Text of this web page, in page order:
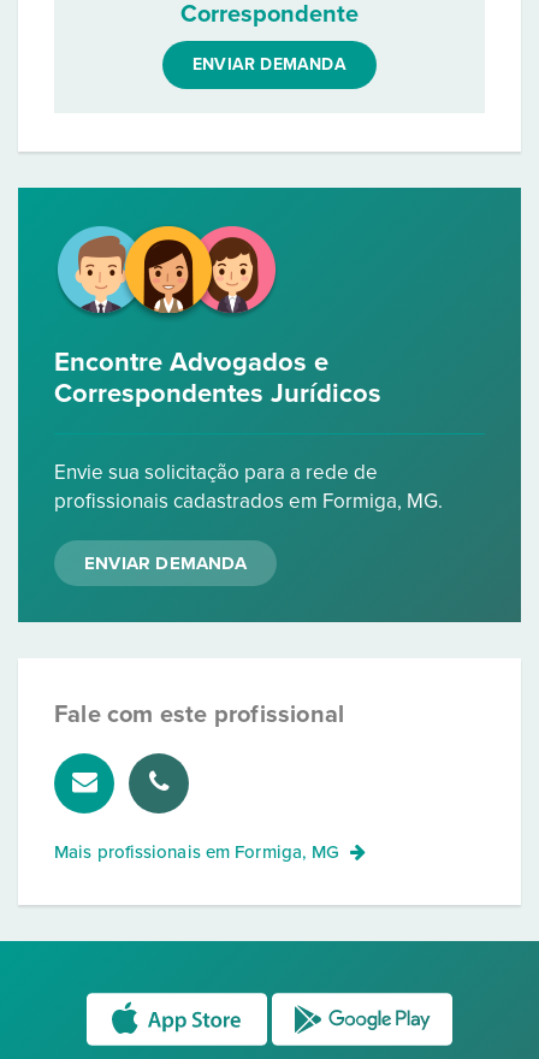
Correspondente
ENVIAR DEMANDA
Encontre Advogados e
Correspondentes Jurídicos
Envie sua solicitação para a rede de
profissionais cadastrados em Formiga, MG.
ENVIAR DEMANDA
Fale com este profissional
Mais profissionais em Formiga, MG